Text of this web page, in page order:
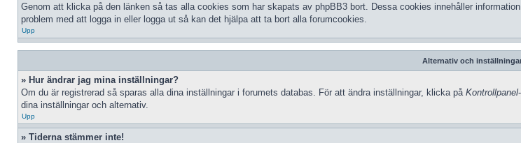
Genom att klicka på den länken så tas alla cookies som har skapats av phpBB3 bort. Dessa cookies innehåller
problem med att logga in eller logga ut så kan det hjälpa att ta bort alla forumcookies.
Upp
Alternativ och
» Hur ändrar jag mina inställningar?
Om du är registrerad så sparas alla dina inställningar i forumets databas. För att ändra inställningar, klicka på Kontrollpanel
dina inställningar och alternativ.
Upp
» Tiderna stämmer inte!